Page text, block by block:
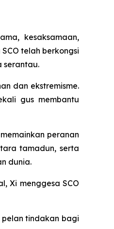
kesaksamaan,
telah berkongsi
serantau.
dan ekstremisme.
gus membantu
peranan
tamadun, serta
dunia.
Xi menggesa SCO
tindakan bagi